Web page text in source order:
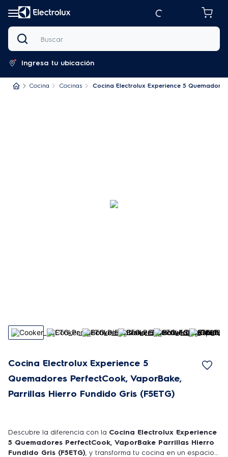
Buscar
Ingresa tu ubicación
Cocina Cocinas Cocina Electrolux Experience 5
Cocina Electrolux Experience 5
Quemadores PerfectCook, VaporBake,
Parrillas Hierro Fundido Gris (F5ETG)
Descubre la diferencia con la Cocina Electrolux Experience
5 Quemadores PerfectCook, VaporBake Parrillas Hierro
Fundido Gris (F5ETG), y transforma tu cocina en un espacio